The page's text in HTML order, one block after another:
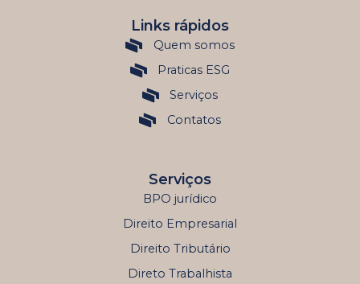
Links rápidos
Quem somos
Praticas ESG
Serviços
Contatos
Serviços
BPO jurídico
Direito Empresarial
Direito Tributário
Direto Trabalhista